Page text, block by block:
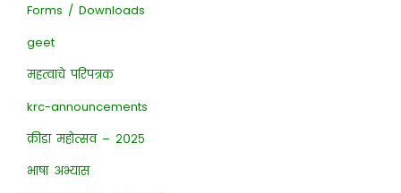
Forms / Downloads
geet
महत्वाचे परिपत्रक
krc-announcements
क्रीडा महोत्सव – २०२५
भाषा अभ्यास